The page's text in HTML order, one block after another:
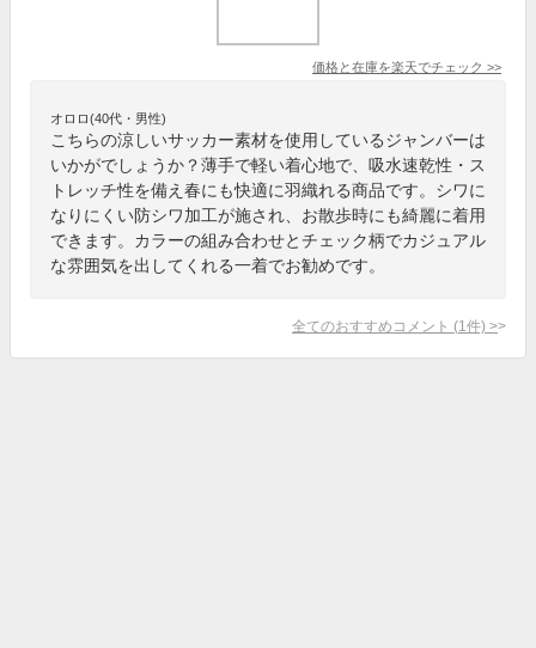
価格と在庫を楽天でチェック >>
オロロ(40代・男性)
こちらの涼しいサッカー素材を使用しているジャンバーは
いかがでしょうか？薄手で軽い着心地で、吸水速乾性・ス
トレッチ性を備え春にも快適に羽織れる商品です。シワに
なりにくい防シワ加工が施され、お散歩時にも綺麗に着用
できます。カラーの組み合わせとチェック柄でカジュアル
な雰囲気を出してくれる一着でお勧めです。
全てのおすすめコメント (1 件) >